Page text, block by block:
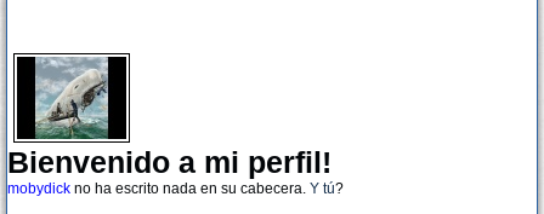
Bienvenido a mi perfil!
mobydick no ha escrito nada en su cabecera. Y tú?